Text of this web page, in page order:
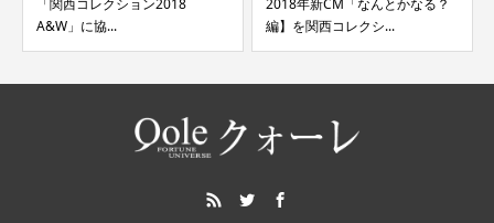
A&W」に協...
編】を関西コレクシ...